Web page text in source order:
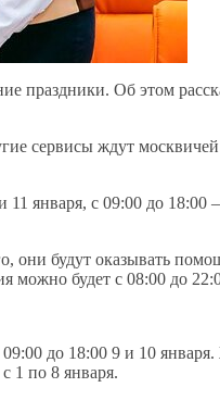
праздники. Об этом
сервисы ждут
января, с 09:00 до 18:00
они будут оказывать
можно будет с 08:00 до
до 18:00 9 и 10
1 по 8 января.